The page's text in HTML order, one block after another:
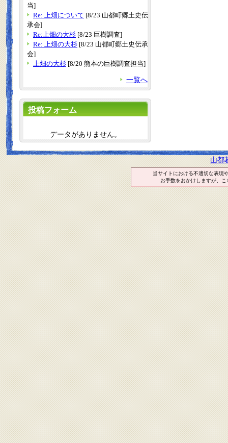
当]
Re: 上畑について [8/23 山都町郷土史伝
承会]
Re:上畑の大杉 [8/23 巨樹調査]
Re: 上畑の大杉 [8/23 山都町郷土史伝承
会]
上畑の大杉 [8/20 熊本の巨樹調査担当]
一覧へ
投稿フォーム
データがありません。
山都
当サイトにおける不適切な表現
お手数をおかけしますが、こ